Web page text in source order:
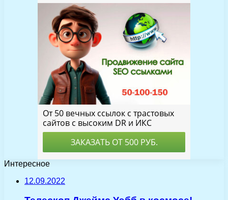
Интересное
12.09.2022